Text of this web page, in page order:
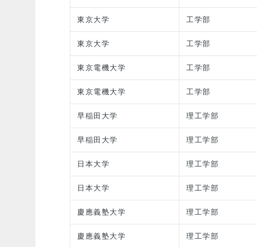
東京大学 工学部
東京大学 工学部
東京電機大学 工学部
東京電機大学 工学部
早稲田大学 理工学部
早稲田大学 理工学部
日本大学 理工学部
日本大学 理工学部
慶應義塾大学 理工学部
慶應義塾大学 理工学部